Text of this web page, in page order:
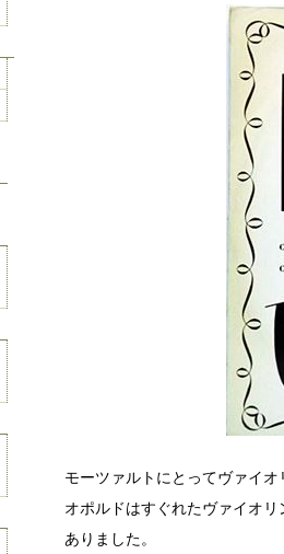
モーツァルトにとってヴァイ
オポルドはすぐれたヴァイオ
ありました。